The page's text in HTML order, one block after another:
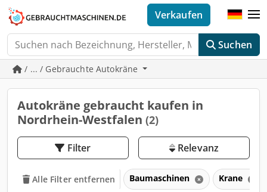
Suchen
Verkaufen
/ ... / Gebrauchte Autokräne
Autokräne gebraucht kaufen in
Nordrhein-Westfalen (2)
Filter Relevanz
Alle Filter entfernen Baumaschinen Krane